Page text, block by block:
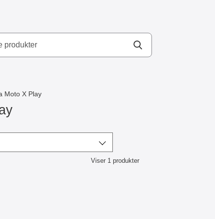
Moto X Play
Viser 1produkter
X Play som favoritt